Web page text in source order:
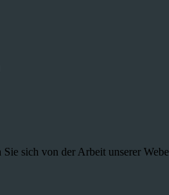
sich von der Arbeit unserer